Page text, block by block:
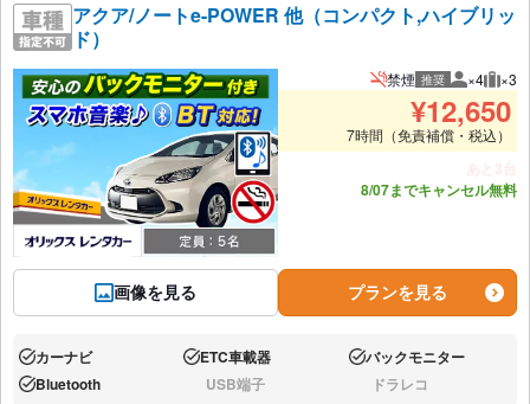
アクア/ノートe-POWER 他（コンパクト,ハイブリッ
ド）
画像を見る
禁煙 推奨 推奨人数
×4 推
×3
¥12,650
7時間（免責補償・税込）
8/07までキャンセル無料
プランを見る
あり:カーナビ あり:ETC車載器 あり:バックモニター
あり:Bluetooth なし:USB端子 なし:ドラレコ